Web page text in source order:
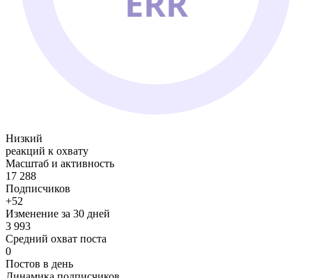
Низкий
реакций к охвату
Масштаб и активность
17 288
Подписчиков
+52
Изменение за 30 дней
3 993
Средний охват поста
0
Постов в день